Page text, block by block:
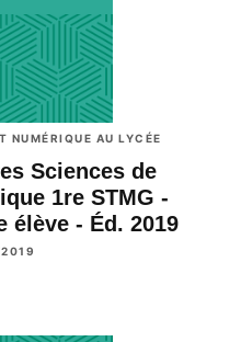
NUMÉRIQUE AU LYCÉE
Sciences de
1re STMG -
élève - Éd. 2019